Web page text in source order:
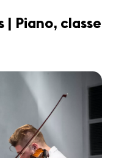
Piano, classe